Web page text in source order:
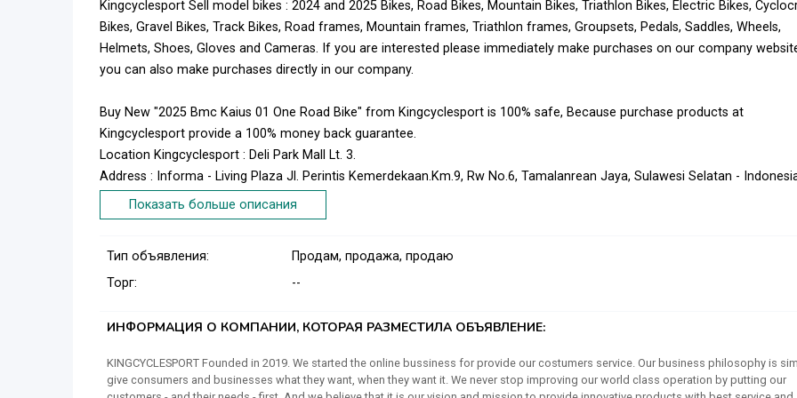
Kingcyclesport Sell model bikes : 2024 and 2025 Bikes, Road Bikes, Mountain Bikes, Triathlon Bikes, Electric Bikes,
Bikes, Gravel Bikes, Track Bikes, Road frames, Mountain frames, Triathlon frames, Groupsets, Pedals, Saddles, Wheels,
Helmets, Shoes, Gloves and Cameras. If you are interested please immediately make purchases on our company
you can also make purchases directly in our company.
Buy New "2025 Bmc Kaius 01 One Road Bike" from Kingcyclesport is 100% safe, Because purchase products at
Kingcyclesport provide a 100% money back guarantee.
Location Kingcyclesport : Deli Park Mall Lt. 3.
Address : Informa - Living Plaza Jl. Perintis Kemerdekaan.Km.9, Rw No.6, Tamalanrean Jaya, Sulawesi Selatan -
90245
Contact us : order@kingcyclesport.com. To purchase online visit the website : kingcyclesport.com
Price : USD 7, 950.00
Min Order : 1 Unit
Port : CIF / Kualanamu International Airport
Shipment : Worldwide via FedEx, DHL, UPS
Product : New Original and Warranty
Показать больше описания
Тип объявления:
Продам, продажа, продаю
Торг:
--
ИНФОРМАЦИЯ О КОМПАНИИ, КОТОРАЯ РАЗМЕСТИЛА ОБЪЯВЛЕНИЕ:
KINGCYCLESPORT Founded in 2019. We started the online bussiness for provide our costumers service. Our business philosophy is
give consumers and businesses what they want, when they want it. We never stop improving our world class operation by putting our